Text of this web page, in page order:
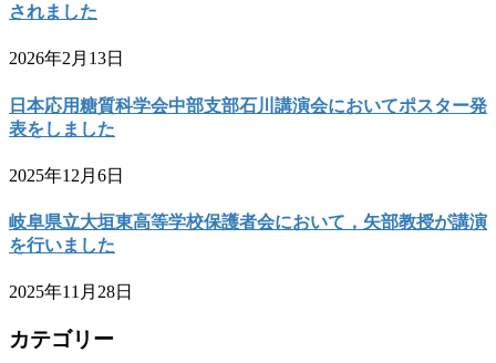
されました
2026年2月13日
日本応用糖質科学会中部支部石川講演会においてポスター発
表をしました
2025年12月6日
岐阜県立大垣東高等学校保護者会において，矢部教授が講演
を行いました
2025年11月28日
カテゴリー